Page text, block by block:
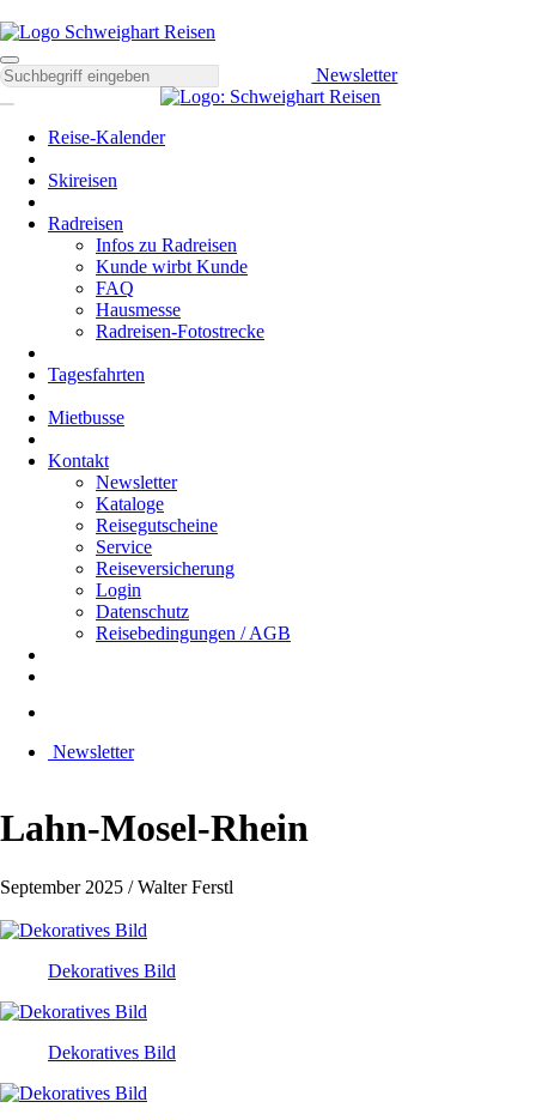
Newsletter
Reise-Kalender
Skireisen
Radreisen
Infos zu Radreisen
Kunde wirbt Kunde
FAQ
Hausmesse
Radreisen-Fotostrecke
Tagesfahrten
Mietbusse
Kontakt
Newsletter
Kataloge
Reisegutscheine
Service
Reiseversicherung
Login
Datenschutz
Reisebedingungen / AGB
Newsletter
Lahn-Mosel-Rhein
September 2025 / Walter Ferstl
Dekoratives Bild
Dekoratives Bild